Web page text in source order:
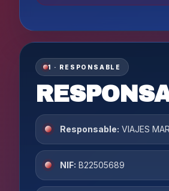
1 · RESPONSABLE
Responsable: VIAJES
NIF: B22505689